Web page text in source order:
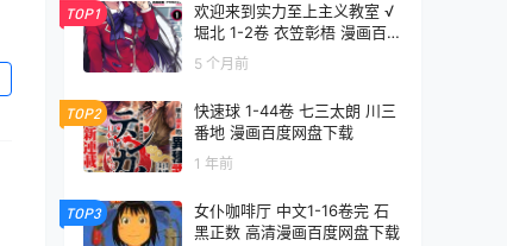
TOP1
欢迎来到实力至上主义教室 √
堀北 1-2卷 衣笠彰梧 漫画百度
网盘下载
5 个月前
TOP2
快速球 1-44卷 七三太朗 川三
番地 漫画百度网盘下载
1 年前
TOP3
女仆咖啡厅 中文1-16卷完 石
黑正数 高清漫画百度网盘下载